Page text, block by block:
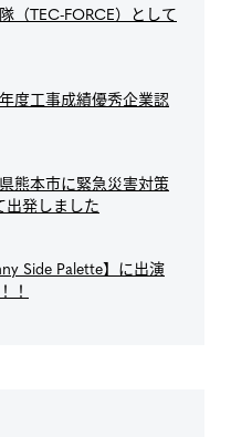
（TEC-FORCE）として
度工事成績優秀企業認
熊本市に緊急災害対策
出発しました
Side Palette】に出演
！